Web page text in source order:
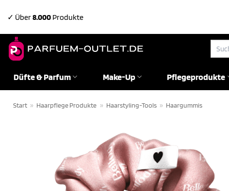
Inhalt
springen
✓ Über8.000 Produkte
Suchen
Düfte & Parfum Make-Up Pflegeprodukte
Start » Haarpflege Produkte » Haarstyling-Tools » Haargummis